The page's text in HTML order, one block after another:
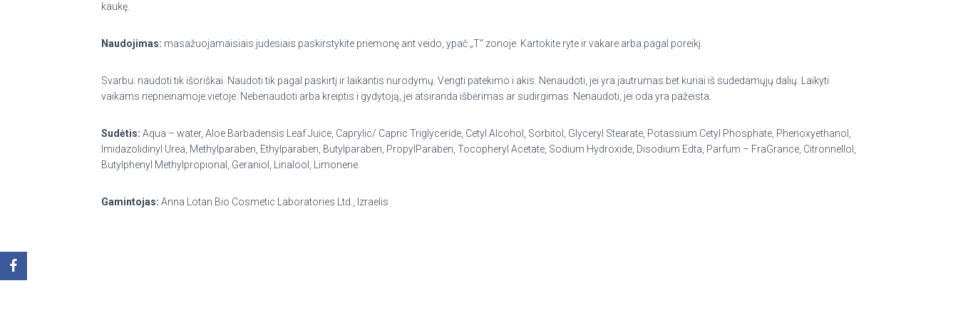
kaukę.
Naudojimas: masažuojamaisiais judesiais paskirstykite priemonę ant veido, ypač „T“ zonoje. Kartokite ryte ir vakare arba pagal poreikį.
Svarbu: naudoti tik išoriškai. Naudoti tik pagal paskirtį ir laikantis nurodymų. Vengti patekimo i akis. Nenaudoti, jei yra jautrumas bet kuriai iš sudedamųjų dalių. Laikyti
vaikams neprieinamoje vietoje. Nebenaudoti arba kreiptis i gydytoją, jei atsiranda išbėrimas ar sudirgimas. Nenaudoti, jei oda yra pažeista.
Sudėtis: Aqua – water, Aloe Barbadensis Leaf Juice, Caprylic/ Capric Triglyceride, Cetyl Alcohol, Sorbitol, Glyceryl Stearate, Potassium Cetyl Phosphate, Phenoxyethanol,
Imidazolidinyl Urea, Methylparaben, Ethylparaben, Butylparaben, PropylParaben, Tocopheryl Acetate, Sodium Hydroxide, Disodium Edta, Parfum – FraGrance, Citronnellol,
Butylphenyl Methylpropional, Geraniol, Linalool, Limonene.
Gamintojas: Anna Lotan Bio Cosmetic Laboratories Ltd., Izraelis